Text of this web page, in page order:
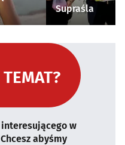
Supraśla
interesującego w
abyśmy